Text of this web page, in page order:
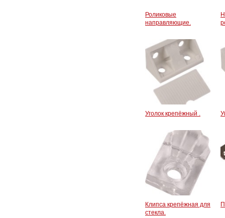
Роликовые
направляющие.
Уголок крепёжный .
Клипса крепёжная для
стекла.